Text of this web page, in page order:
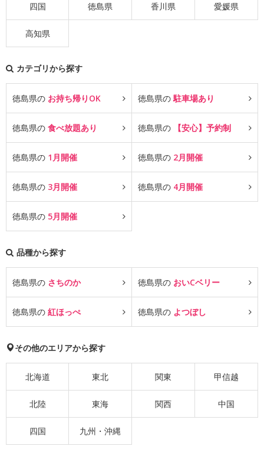
四国 徳島県 香川県 愛媛県
高知県
カテゴリから探す
徳島県の お持ち帰りOK 徳島県の駐車場あり
徳島県の 食べ放題あり 徳島県の 【安心】予約制
徳島県の 1月開催 徳島県の 2月開催
徳島県の 3月開催 徳島県の 4月開催
徳島県の 5月開催
品種から探す
徳島県の さちのか 徳島県の おいCベリー
徳島県の 紅ほっぺ 徳島県の よつぼし
その他のエリアから探す
北海道 東北 関東 甲信越
北陸 東海 関西 中国
四国 九州・沖縄